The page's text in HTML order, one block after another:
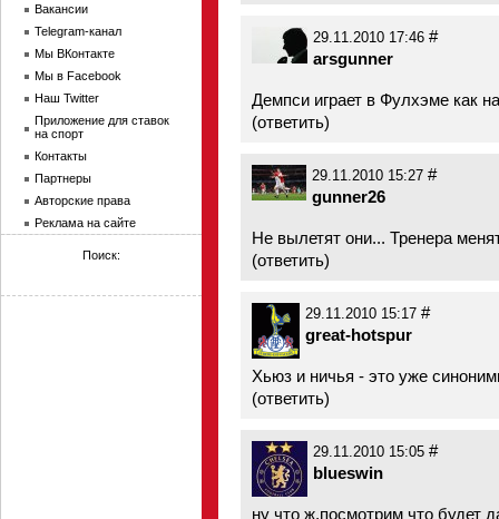
29.11.2010 17:46 #
arsgunner
Демпси играет в Фулхэме как
(ответить)
29.11.2010 15:27 #
gunner26
Не вылетят они... Тренера
(ответить)
29.11.2010 15:17 #
great-hotspur
Хьюз и ничья - это уже
(ответить)
29.11.2010 15:05 #
blueswin
ну что ж,посмотрим что будет
Вакансии
Telegram-канал
Мы ВКонтакте
Мы в Facebook
Наш Twitter
Приложение для ставок
на спорт
Контакты
Партнеры
Авторские права
Реклама на сайте
Поиск: